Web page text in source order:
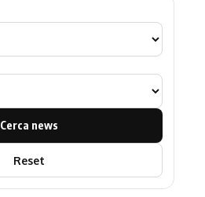
Cerca news
Reset